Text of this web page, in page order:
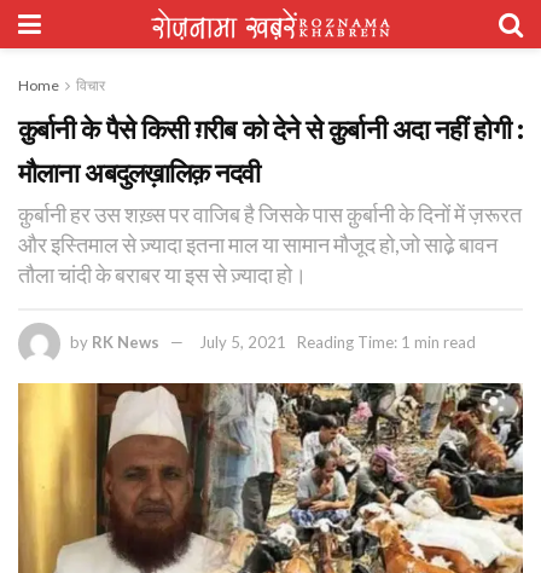
Home विचार
क़ुर्बानी के पैसे किसी ग़रीब को देने से क़ुर्बानी अदा नहीं होगी :
मौलाना अबदुलख़ालिक़ नदवी
क़ुर्बानी हर उस शख़्स पर वाजिब है जिसके पास क़ुर्बानी के दिनों में ज़रूरत
और इस्तिमाल से ज़्यादा इतना माल या सामान मौजूद हो,जो साढे़ बावन
तौला चांदी के बराबर या इस से ज़्यादा हो।
by RK News July 5, 2021 Reading Time: 1 min read